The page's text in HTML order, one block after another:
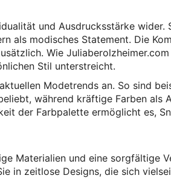
und Ausdrucksstärke wider.
als modisches Statement. Die
Wie
Stil unterstreicht.
Modetrends an. So sind
während kräftige Farben als
der Farbpalette ermöglicht es,
Materialien und eine sorgfältige
in zeitlose Designs, die sich